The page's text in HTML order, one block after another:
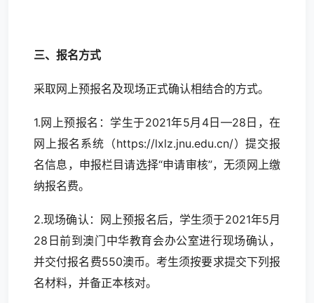
三、报名方式
采取网上预报名及现场正式确认相结合的方式。
1.网上预报名：学生于2021年5月4日—28日，在
网上报名系统（https://lxlz.jnu.edu.cn/）提交报
名信息，申报栏目请选择“申请审核”，无须网上缴
纳报名费。
2.现场确认：网上预报名后，学生须于2021年5月
28日前到澳门中华教育会办公室进行现场确认，
并交付报名费550澳币。考生须按要求提交下列报
名材料，并备正本核对。